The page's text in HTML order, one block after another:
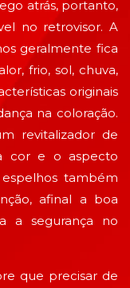
atrás, portanto,
no retrovisor. A
geralmente fica
frio, sol, chuva,
originais
na coloração.
revitalizador de
cor e o aspecto
também
afinal a boa
a segurança no
que precisar de